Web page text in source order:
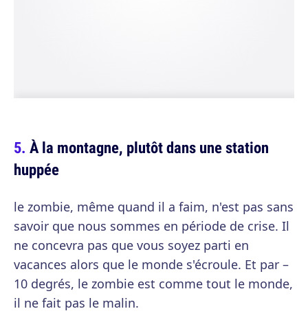
À la montagne, plutôt dans une station
huppée
le zombie, même quand il a faim, n'est pas sans
savoir que nous sommes en période de crise. Il
ne concevra pas que vous soyez parti en
vacances alors que le monde s'écroule. Et par –
10 degrés, le zombie est comme tout le monde,
il ne fait pas le malin.